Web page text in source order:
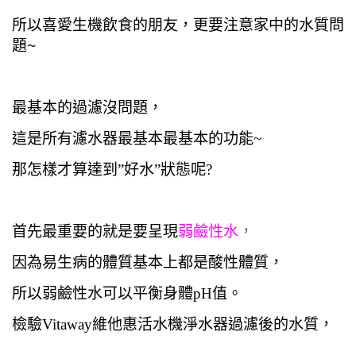
所以喜愛生機飲食的朋友，更要注意家中的水質問
題~
最基本的過濾沒問題，
這是所有濾水器最基本最基本的功能~
那怎樣才算達到”好水”狀態呢?
首先最重要的就是要呈現弱鹼性水 ，
因為易生病的體質基本上都是酸性體質，
所以弱鹼性水可以平衡身體pH值。
檢驗Vitaway維他惠活水機淨水器過濾後的水質，